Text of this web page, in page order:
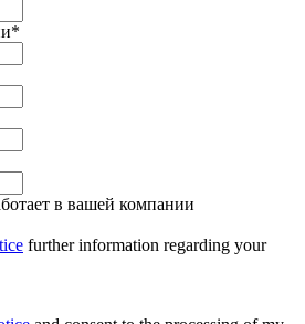
*
в вашей компании
further information regarding your